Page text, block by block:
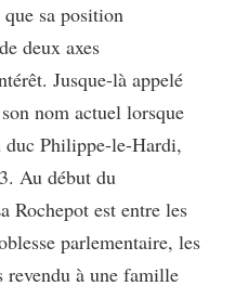
sa position
deux axes
Jusque-là appelé
nom actuel lorsque
duc Philippe-le-Hardi,
Au début du
Rochepot est entre les
parlementaire, les
revendu à une famille